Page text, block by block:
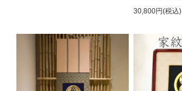
30,800円(税込)